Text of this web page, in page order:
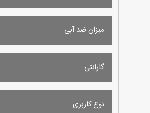
میزان ضد آبی
گارانتی
نوع کاربری